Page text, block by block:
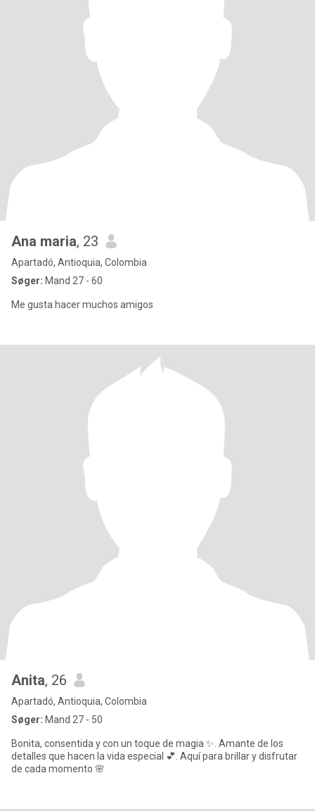
Ana maria, 23
Apartadó, Antioquia, Colombia
Søger: Mand 27 - 60
Me gusta hacer muchos amigos
Anita, 26
Apartadó, Antioquia, Colombia
Søger: Mand 27 - 50
Bonita, consentida y con un toque de magia ✨. Amante de los
detalles que hacen la vida especial 💕. Aquí para brillar y disfrutar
de cada momento 🌸